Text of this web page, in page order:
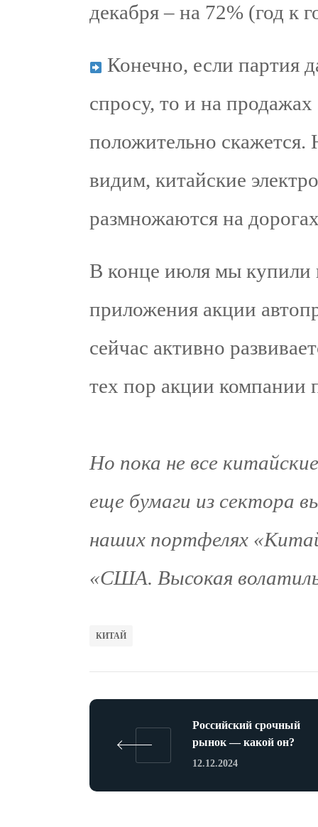
декабря – на 72% (год к
Конечно, если партия
спросу, то и на
положительно скажется.
видим, китайские
размножаются на
В конце июля мы купили
приложения акции
сейчас активно
тех пор акции компании
Но пока не все
еще бумаги из сектора
наших портфелях
«США. Высокая
КИТАЙ
Российский срочный
рынок — какой он?
12.12.2024